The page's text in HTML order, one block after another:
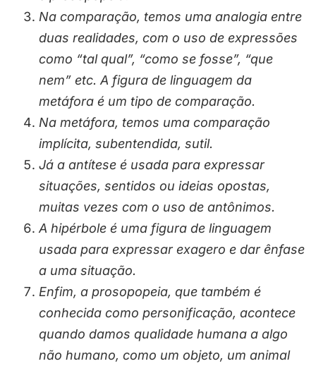
Na comparação, temos uma analogia entre
duas realidades, com o uso de expressões
como “tal qual”, “como se fosse”, “que
nem” etc. A figura de linguagem da
metáfora é um tipo de comparação.
Na metáfora, temos uma comparação
implícita, subentendida, sutil.
Já a antítese é usada para expressar
situações, sentidos ou ideias opostas,
muitas vezes com o uso de antônimos.
A hipérbole é uma figura de linguagem
usada para expressar exagero e dar ênfase
a uma situação.
Enfim, a prosopopeia, que também é
conhecida como personificação, acontece
quando damos qualidade humana a algo
não humano, como um objeto, um animal